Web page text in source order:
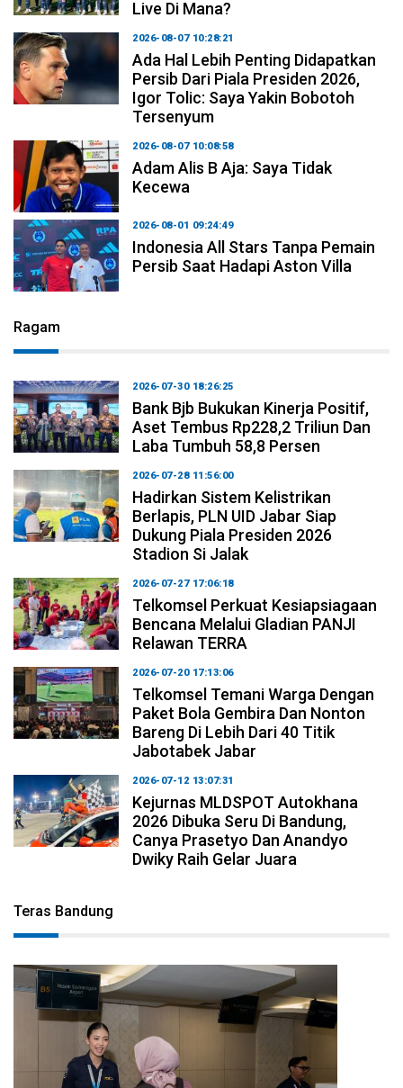
Live Di Mana?
2026-08-07 10:28:21
Ada Hal Lebih Penting Didapatkan
Persib Dari Piala Presiden 2026,
Igor Tolic: Saya Yakin Bobotoh
Tersenyum
2026-08-07 10:08:58
Adam Alis B Aja: Saya Tidak
Kecewa
2026-08-01 09:24:49
Indonesia All Stars Tanpa Pemain
Persib Saat Hadapi Aston Villa
Ragam
2026-07-30 18:26:25
Bank Bjb Bukukan Kinerja Positif,
Aset Tembus Rp228,2 Triliun Dan
Laba Tumbuh 58,8 Persen
2026-07-28 11:56:00
Hadirkan Sistem Kelistrikan
Berlapis, PLN UID Jabar Siap
Dukung Piala Presiden 2026
Stadion Si Jalak
2026-07-27 17:06:18
Telkomsel Perkuat Kesiapsiagaan
Bencana Melalui Gladian PANJI
Relawan TERRA
2026-07-20 17:13:06
Telkomsel Temani Warga Dengan
Paket Bola Gembira Dan Nonton
Bareng Di Lebih Dari 40 Titik
Jabotabek Jabar
2026-07-12 13:07:31
Kejurnas MLDSPOT Autokhana
2026 Dibuka Seru Di Bandung,
Canya Prasetyo Dan Anandyo
Dwiky Raih Gelar Juara
Teras Bandung